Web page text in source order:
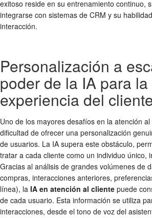
exitoso reside en su entrenamiento continuo,
integrarse con sistemas de CRM y su
interacción.
Personalización a
poder de la IA para la
experiencia del
Uno de los mayores desafíos en la atención
dificultad de ofrecer una personalización
de usuarios. La IA supera este obstáculo,
tratar a cada cliente como un individuo único,
Gracias al análisis de grandes volúmenes de
compras, interacciones anteriores,
línea), la IA en atención al cliente puede
de cada usuario. Esta información se utiliza
interacciones, desde el tono de voz del